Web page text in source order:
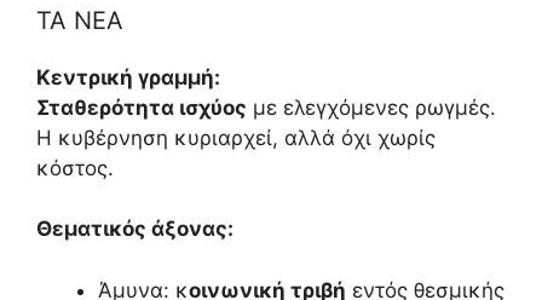
ΤΑ ΝΕΑ
Κεντρική γραμμή:
Σταθερότητα ισχύος με ελεγχόμενες ρωγμές.
Η κυβέρνηση κυριαρχεί, αλλά όχι χωρίς
κόστος.
Θεματικός άξονας:
Άμυνα: κοινωνική τριβή εντός θεσμικής